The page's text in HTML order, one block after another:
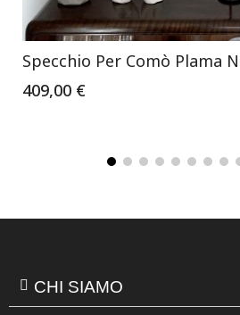
Specchio Per Comò Plama
409,00 €
CHI SIAMO